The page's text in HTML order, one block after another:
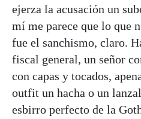
ejerza la acusación un
mí me parece que lo que
fue el sanchismo, claro.
fiscal general, un señor
con capas y tocados,
outfit un hacha o un
esbirro perfecto de la